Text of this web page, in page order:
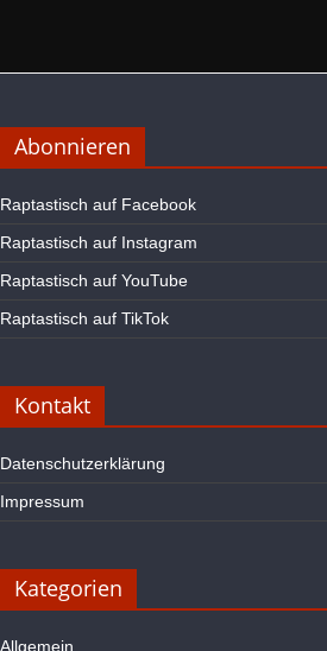
Abonnieren
Raptastisch auf Facebook
Raptastisch auf Instagram
Raptastisch auf YouTube
Raptastisch auf TikTok
Kontakt
Datenschutzerklärung
Impressum
Kategorien
Allgemein